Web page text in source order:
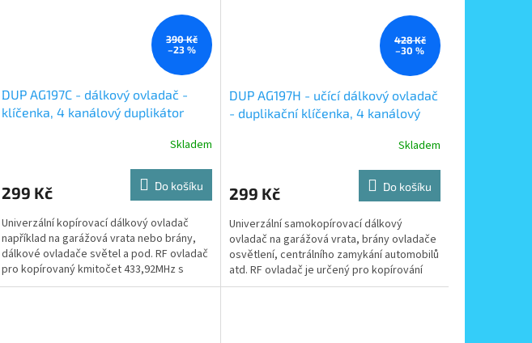
390 Kč
–23 %
DUP AG197C - dálkový ovladač -
klíčenka, 4 kanálový duplikátor
Skladem
299 Kč Do košíku
Univerzální kopírovací dálkový ovladač
například na garážová vrata nebo brány,
dálkové ovladače světel a pod. RF ovladač
pro kopírovaný kmitočet 433,92MHz s
pevným kódem.
428 Kč
–30 %
DUP AG197H - učící dálkový ovladač
- duplikační klíčenka, 4 kanálový
Skladem
299 Kč Do košíku
Univerzální samokopírovací dálkový
ovladač na garážová vrata, brány ovladače
osvětlení, centrálního zamykání automobilů
atd. RF ovladač je určený pro kopírování
kmitočtu od...